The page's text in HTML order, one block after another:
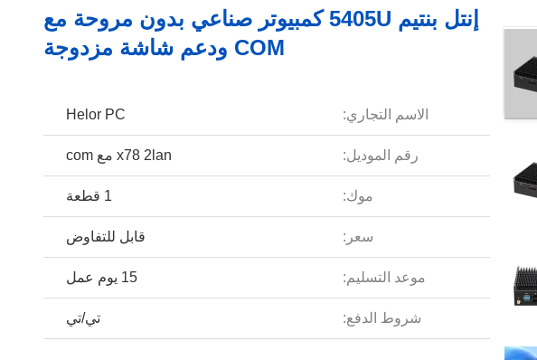
إنتل بنتيم 5405U كمبيوتر صناعي بدون مروحة مع
COM ودعم شاشة مزدوجة
الاسم التجاري: Helor PC
رقم الموديل: x78 2lan مع com
موك: 1 قطعة
سعر: قابل للتفاوض
موعد التسليم: 15 يوم عمل
شروط الدفع: تي/تي